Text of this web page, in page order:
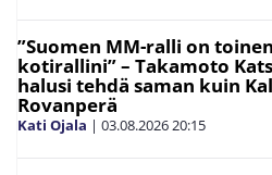
”Suomen MM-ralli on toinen
kotirallini” – Takamoto
halusi tehdä saman kuin
Rovanperä
Kati Ojala | 03.08.202620:15